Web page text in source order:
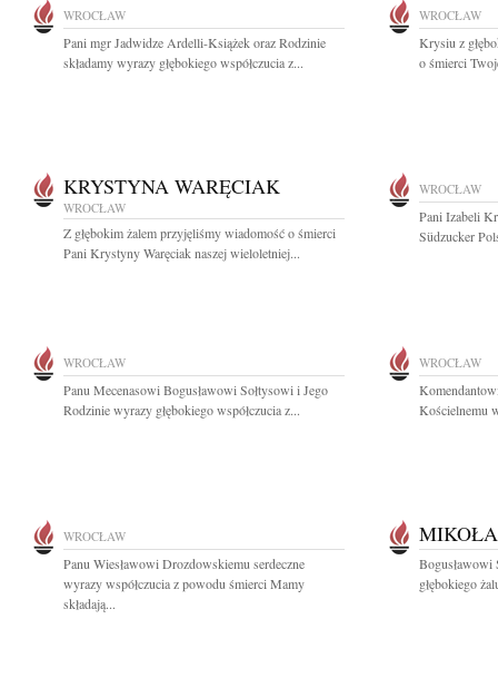
WROCŁAW
Pani mgr Jadwidze Ardelli-Książek oraz Rodzinie
składamy wyrazy głębokiego współczucia z...
WROCŁAW
Krysiu z
o śmierci
KRYSTYNA WARĘCIAK
WROCŁAW
Z głębokim żalem przyjęliśmy wiadomość o śmierci
Pani Krystyny Waręciak naszej wieloletniej...
WROCŁAW
Pani Izabeli
Südzucker
WROCŁAW
Panu Mecenasowi Bogusławowi Sołtysowi i Jego
Rodzinie wyrazy głębokiego współczucia z...
WROCŁAW
Kościelnemu
WROCŁAW
Panu Wiesławowi Drozdowskiemu serdeczne
wyrazy współczucia z powodu śmierci Mamy
składają...
Bogusławowi
głębokiego